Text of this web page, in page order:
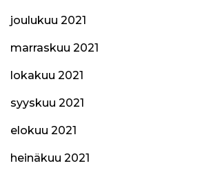
joulukuu 2021
marraskuu 2021
lokakuu 2021
syyskuu 2021
elokuu 2021
heinäkuu 2021